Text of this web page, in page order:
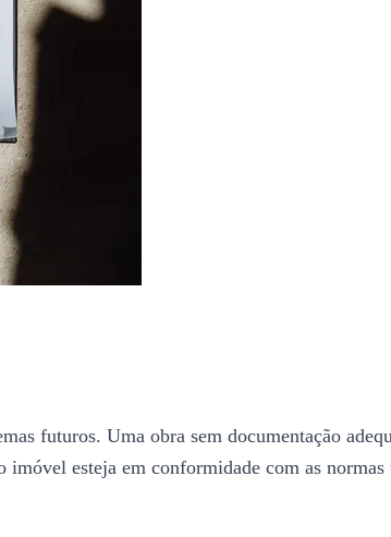
futuros. Uma obra sem documentação
imóvel esteja em conformidade com as normas